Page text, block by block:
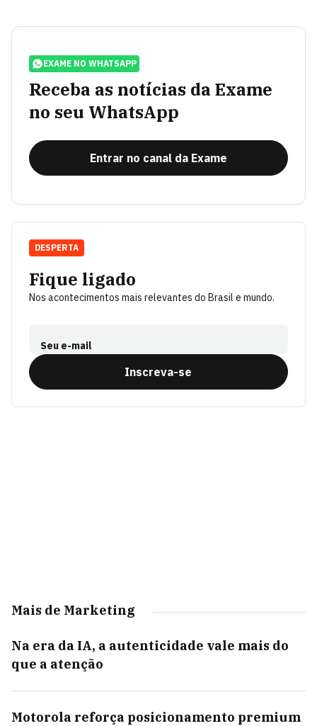
EXAME NO WHATSAPP
Receba as notícias da Exame
no seu WhatsApp
Entrar no canal da Exame
Fique ligado
Nos acontecimentos mais relevantes do Brasil e mundo.
Seu e-mail
Inscreva-se
DESPERTA
Mais de Marketing
Na era da IA, a autenticidade vale mais do
que a atenção
Motorola reforça posicionamento premium